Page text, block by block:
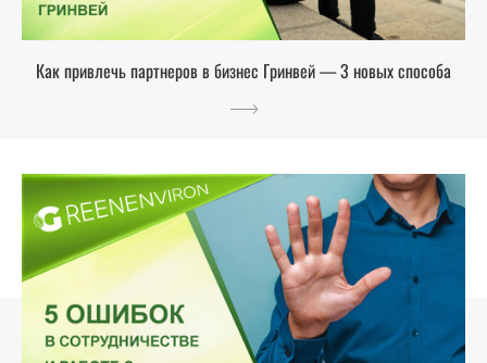
Как привлечь партнеров в бизнес Гринвей — 3 новых способа